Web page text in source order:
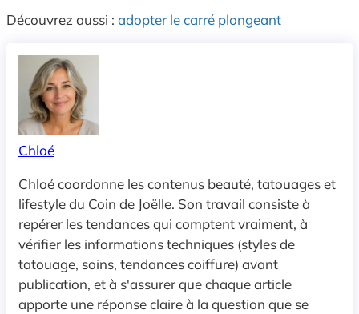
Découvrez aussi : adopter le carré plongeant
Chloé
Chloé coordonne les contenus beauté, tatouages et
lifestyle du Coin de Joëlle. Son travail consiste à
repérer les tendances qui comptent vraiment, à
vérifier les informations techniques (styles de
tatouage, soins, tendances coiffure) avant
publication, et à s'assurer que chaque article
apporte une réponse claire à la question que se